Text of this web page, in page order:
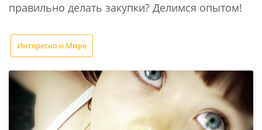
правильно делать закупки? Делимся опытом!
Интересно о Мире